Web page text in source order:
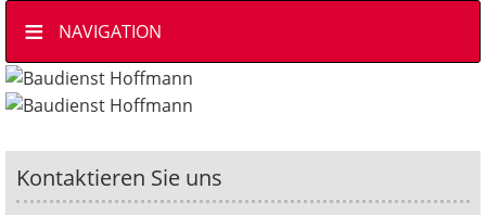
überspringen
NAVIGATION
Kontaktieren Sie uns